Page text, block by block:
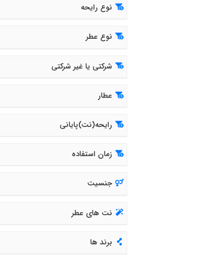
نوع رایحه
نوع عطر
شرکتی یا غیر شرکتی
عطار
رایحه(نت)پایانی
زمان استفاده
جنسیت
نت های عطر
برند ها